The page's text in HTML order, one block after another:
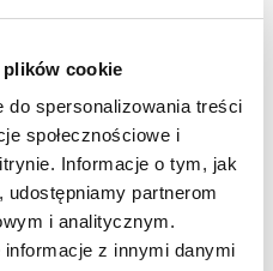
cookie
spersonalizowania treści
społecznościowe i
Informacje o tym, jak
partnerom
i analitycznym.
z innymi danymi